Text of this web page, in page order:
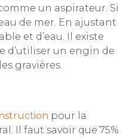
un aspirateur. Si
de mer. En ajustant
et d’eau. Il existe
d’utiliser un engin de
gravières.
pour la
Il faut savoir que 75%